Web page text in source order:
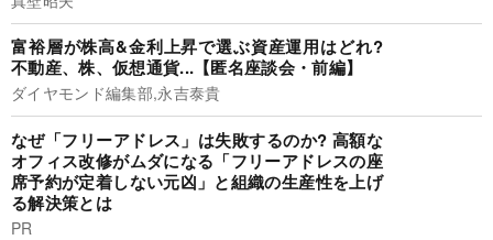
富裕層が株高&金利上昇で選ぶ資産運用はどれ?
不動産、株、仮想通貨...【匿名座談会・前編】
ダイヤモンド編集部,永吉泰貴
なぜ「フリーアドレス」は失敗するのか? 高額な
オフィス改修がムダになる「フリーアドレスの座
席予約が定着しない元凶」と組織の生産性を上げ
る解決策とは
PR